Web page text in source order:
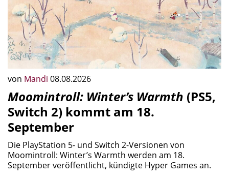
von Mandi 08.08.2026
Moomintroll: Winter’s Warmth (PS5,
Switch 2) kommt am 18.
September
Die PlayStation 5- und Switch 2-Versionen von
Moomintroll: Winter’s Warmth werden am 18.
September veröffentlicht, kündigte Hyper Games an.